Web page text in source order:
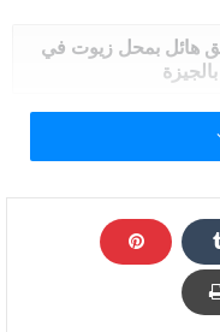
هائل بمحل زيوت في